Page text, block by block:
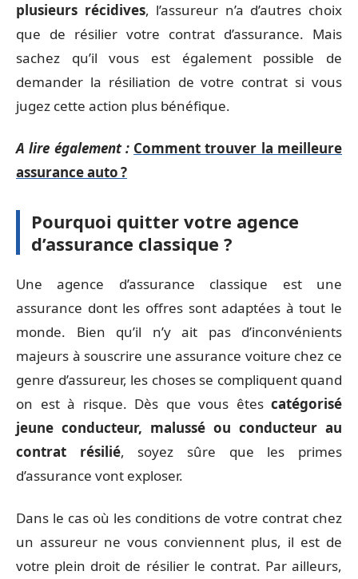
plusieurs récidives, l’assureur n’a d’autres choix
que de résilier votre contrat d’assurance. Mais
sachez qu’il vous est également possible de
demander la résiliation de votre contrat si vous
jugez cette action plus bénéfique.
A lire également : Comment trouver la meilleure
assurance auto ?
Pourquoi quitter votre agence
d’assurance classique ?
Une agence d’assurance classique est une
assurance dont les offres sont adaptées à tout le
monde. Bien qu’il n’y ait pas d’inconvénients
majeurs à souscrire une assurance voiture chez ce
genre d’assureur, les choses se compliquent quand
on est à risque. Dès que vous êtes catégorisé
jeune conducteur, malussé ou conducteur au
contrat résilié, soyez sûre que les primes
d’assurance vont exploser.
Dans le cas où les conditions de votre contrat chez
un assureur ne vous conviennent plus, il est de
votre plein droit de résilier le contrat. Par ailleurs,